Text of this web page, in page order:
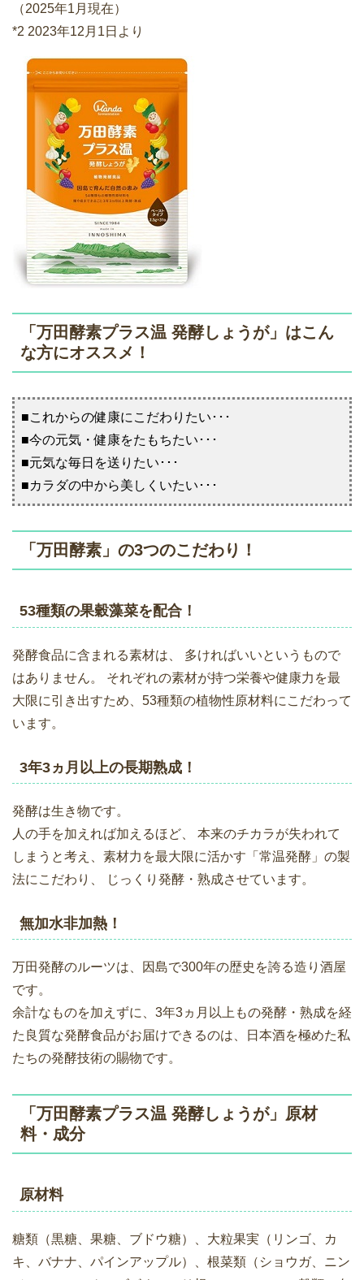
（2025年1月現在）
*2 2023年12月1日より
「万田酵素プラス温 発酵しょうが」はこん
な方にオススメ！
■これからの健康にこだわりたい･･･
■今の元気・健康をたもちたい･･･
■元気な毎日を送りたい･･･
■カラダの中から美しくいたい･･･
「万田酵素」の3つのこだわり！
53種類の果穀藻菜を配合！
発酵食品に含まれる素材は、 多ければいいというもので
はありません。 それぞれの素材が持つ栄養や健康力を最
大限に引き出すため、53種類の植物性原材料にこだわって
います。
3年3ヵ月以上の長期熟成！
発酵は生き物です。
人の手を加えれば加えるほど、 本来のチカラが失われて
しまうと考え、素材力を最大限に活かす「常温発酵」の製
法にこだわり、 じっくり発酵・熟成させています。
無加水非加熱！
万田発酵のルーツは、因島で300年の歴史を誇る造り酒屋
です。
余計なものを加えずに、3年3ヵ月以上もの発酵・熟成を経
た良質な発酵食品がお届けできるのは、日本酒を極めた私
たちの発酵技術の賜物です。
「万田酵素プラス温 発酵しょうが」原材
料・成分
原材料
糖類（黒糖、果糖、ブドウ糖）、大粒果実（リンゴ、カ
キ、バナナ、パインアップル）、根菜類（ショウガ、ニン